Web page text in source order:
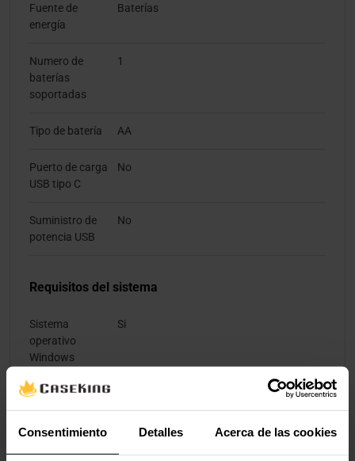
Consentimiento Detalles Acerca de las cookies
Fuente de
energía
Baterías
Numero de
baterías
soportadas
1
Tipo de batería AA
Puerto de carga
USB tipo C
No
Suministro de
potencia USB
No
Requisitos del sistema
Sistema
operativo
Windows
Si